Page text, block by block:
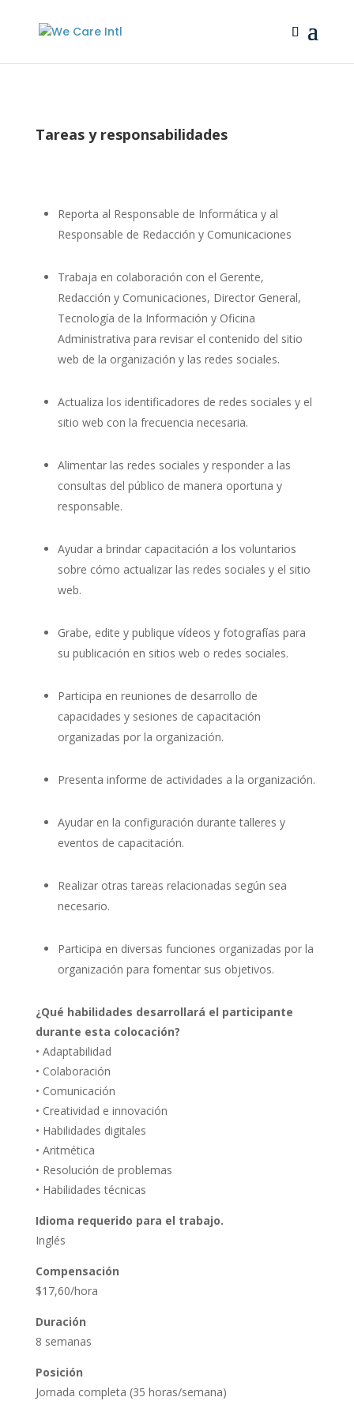
Tareas y responsabilidades
Reporta al Responsable de Informática y al
Responsable de Redacción y Comunicaciones
Trabaja en colaboración con el Gerente,
Redacción y Comunicaciones, Director General,
Tecnología de la Información y Oficina
Administrativa para revisar el contenido del sitio
web de la organización y las redes sociales.
Actualiza los identificadores de redes sociales y el
sitio web con la frecuencia necesaria.
Alimentar las redes sociales y responder a las
consultas del público de manera oportuna y
responsable.
Ayudar a brindar capacitación a los voluntarios
sobre cómo actualizar las redes sociales y el sitio
web.
Grabe, edite y publique vídeos y fotografías para
su publicación en sitios web o redes sociales.
Participa en reuniones de desarrollo de
capacidades y sesiones de capacitación
organizadas por la organización.
Presenta informe de actividades a la organización.
Ayudar en la configuración durante talleres y
eventos de capacitación.
Realizar otras tareas relacionadas según sea
necesario.
Participa en diversas funciones organizadas por la
organización para fomentar sus objetivos.
¿Qué habilidades desarrollará el participante
durante esta colocación?
• Adaptabilidad
• Colaboración
• Comunicación
• Creatividad e innovación
• Habilidades digitales
• Aritmética
• Resolución de problemas
• Habilidades técnicas
Idioma requerido para el trabajo.
Inglés
Compensación
$17,60/hora
Duración
8 semanas
Posición
Jornada completa (35 horas/semana)